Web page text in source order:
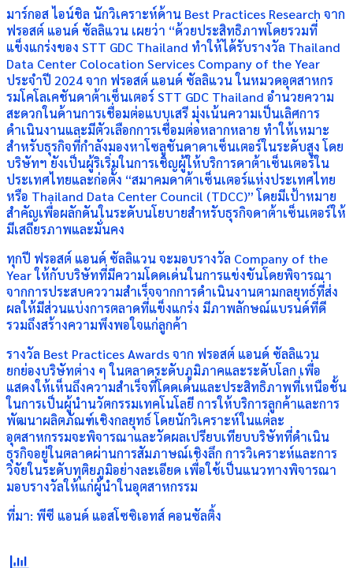
มาร์กอส ไอน์ชิล นักวิเคราะห์ด้าน Best Practices Research จาก
ฟรอสต์ แอนด์ ซัลลิแวน เผยว่า “ด้วยประสิทธิภาพโดยรวมที่
แข็งแกร่งของ STT GDC Thailand ทำให้ได้รับรางวัล Thailand
Data Center Colocation Services Company of the Year
ประจำปี 2024 จาก ฟรอสต์ แอนด์ ซัลลิแวน ในหมวดอุตสาหกร
รมโคโลเคชันดาต้าเซ็นเตอร์ STT GDC Thailand อำนวยความ
สะดวกในด้านการเชื่อมต่อแบบเสรี มุ่งเน้นความเป็นเลิศการ
ดำเนินงานและมีตัวเลือกการเชื่อมต่อหลากหลาย ทำให้เหมาะ
สำหรับธุรกิจที่กำลังมองหาโซลูชันดาดาเซ็นเตอร์ในระดับสูง โดย
บริษัทฯ ยังเป็นผู้ริเริ่มในการเชิญผู้ให้บริการดาต้าเซ็นเตอร์ใน
ประเทศไทยและก่อตั้ง “สมาคมดาต้าเซ็นเตอร์แห่งประเทศไทย
หรือ Thailand Data Center Council (TDCC)” โดยมีเป้าหมาย
สำคัญเพื่อผลักดันในระดับนโยบายสำหรับธุรกิจดาต้าเซ็นเตอร์ให้
มีเสถียรภาพและมั่นคง
ทุกปี ฟรอสต์ แอนด์ ซัลลิแวน จะมอบรางวัล Company of the
Year ให้กับบริษัทที่มีความโดดเด่นในการแข่งขันโดยพิจารณา
จากการประสบคววามสำเร็จจากการดำเนินงานตามกลยุทธ์ที่ส่ง
ผลให้มีส่วนแบ่งการตลาดที่แข็งแกร่ง มีภาพลักษณ์แบรนด์ที่ดี
รวมถึงสร้างความพึงพอใจแก่ลูกค้า
รางวัล Best Practices Awards จาก ฟรอสต์ แอนด์ ซัลลิแวน
ยกย่องบริษัทต่าง ๆ ในตลาดระดับภูมิภาคและระดับโลก เพื่อ
แสดงให้เห็นถึงความสำเร็จที่โดดเด่นและประสิทธิภาพที่เหนือชั้น
ในการเป็นผู้นำนวัตกรรมเทคโนโลยี การให้บริการลูกค้าและการ
พัฒนาผลิตภัณฑ์เชิงกลยุทธ์ โดยนักวิเคราะห์ในแต่ละ
อุตสาหกรรมจะพิจารณาและวัดผลเปรียบเทียบบริษัทที่ดำเนิน
ธุรกิจอยู่ในตลาดผ่านการสัมภาษณ์เชิงลึก การวิเคราะห์และการ
วิจัยในระดับทุติยภูมิอย่างละเอียด เพื่อใช้เป็นแนวทางพิจารณา
มอบรางวัลให้แก่ผู้นำในอุตสาหกรรม
ที่มา: พีซี แอนด์ แอสโซซิเอทส์ คอนซัลติ้ง